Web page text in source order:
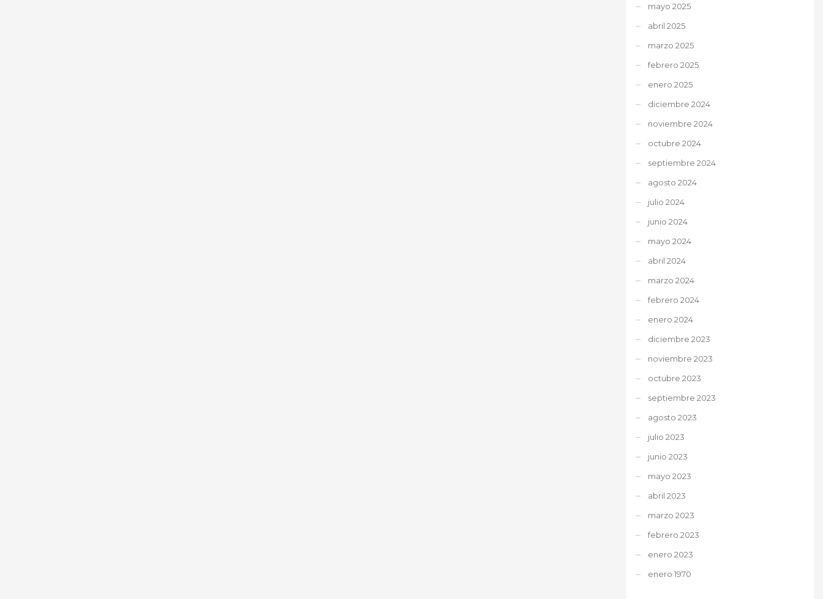
mayo 2025
abril 2025
marzo 2025
febrero 2025
enero 2025
diciembre 2024
noviembre 2024
octubre 2024
septiembre 2024
agosto 2024
julio 2024
junio 2024
mayo 2024
abril 2024
marzo 2024
febrero 2024
enero 2024
diciembre 2023
noviembre 2023
octubre 2023
septiembre 2023
agosto 2023
julio 2023
junio 2023
mayo 2023
abril 2023
marzo 2023
febrero 2023
enero 2023
enero 1970